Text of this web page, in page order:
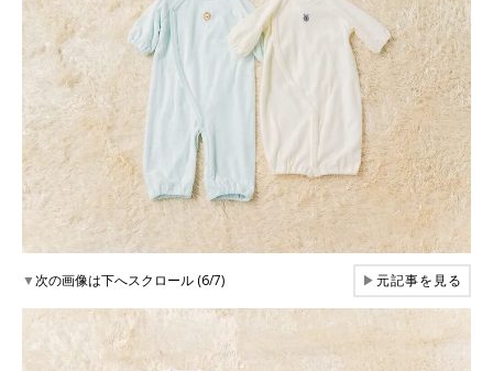
▼次の画像は下へスクロール (6/7) ▶元記事を見る